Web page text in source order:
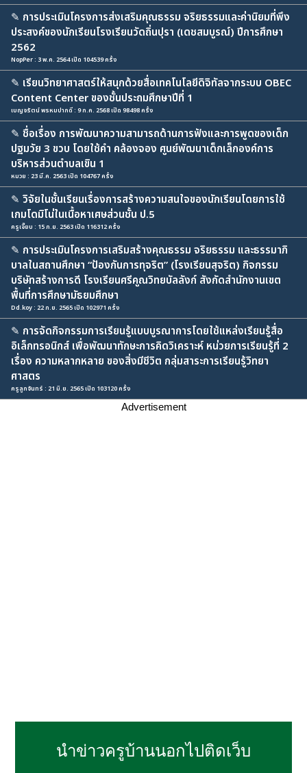
✎ การประเมินโครงการส่งเสริมคุณธรรม จริยธรรมและค่านิยมที่พึง
ประสงค์ของนักเรียนโรงเรียนวัดถิ่นปุรา (เดชสมบูรณ์) ปีการศึกษา
2562
NopPer : 3 พ.ค. 2564 เปิด 104539 ครั้ง
✎ เรียนวิทยาศาสตร์ให้สนุกด้วยสื่อเทคโนโลยีดิจิทัลจากระบบ OBEC
Content Center ของชั้นประถมศึกษาปีที่ 1
เบญจรัตน์ พรหมปากดี : 9 ก.ค. 2568 เปิด 98498 ครั้ง
✎ ชื่อเรื่อง การพัฒนาความสามารถด้านการฟังและการพูดของเด็ก
ปฐมวัย 3 ขวบ โดยใช้คำ คล้องจอง ศูนย์พัฒนาเด็กเล็กองค์การ
บริหารส่วนตำบลเขิน 1
หมวย : 23 มี.ค. 2563 เปิด 104767 ครั้ง
✎ วิจัยในชั้นเรียนเรื่องการสร้างความสนใจของนักเรียนโดยการใช้
เกมโดมิโน่ในเนื้อหาเศษส่วนชั้น ป.5
ครูเจี๊ยบ : 15 ก.ย. 2563 เปิด 116312 ครั้ง
✎ การประเมินโครงการเสริมสร้างคุณธรรม จริยธรรม และธรรมาภิ
บาลในสถานศึกษา “ป้องกันการทุจริต” (โรงเรียนสุจริต) กิจกรรม
บริษัทสร้างการดี โรงเรียนศรีคูณวิทยบัลลังก์ สังกัดสำนักงานเขต
พื้นที่การศึกษามัธยมศึกษา
Dd.koy : 22 ก.ย. 2565 เปิด 102971 ครั้ง
✎ การจัดกิจกรรมการเรียนรู้แบบบูรณาการโดยใช้แหล่งเรียนรู้สื่อ
อิเล็กทรอนิกส์ เพื่อพัฒนาทักษะการคิดวิเคราะห์ หน่วยการเรียนรู้ที่ 2
เรื่อง ความหลากหลาย ของสิ่งมีชีวิต กลุ่มสาระการเรียนรู้วิทยา
ศาสตร
ครูลูกจันทร์ : 21 มิ.ย. 2565 เปิด 103120 ครั้ง
Advertisement
นำข่าวครูบ้านนอกไปติดเว็บ